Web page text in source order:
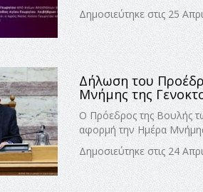
Δημοσιεύτηκε στις 25
Δήλωση του
Μνήμης της
Ο Πρόεδρος της Βουλής
αφορμή την Ημέρα
Δημοσιεύτηκε στις 24